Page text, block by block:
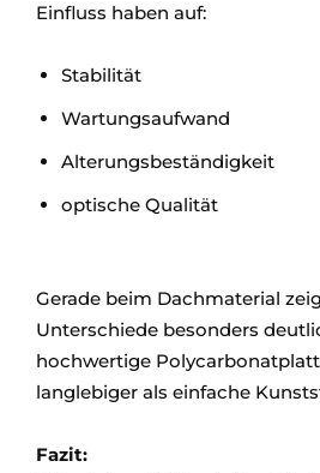
Einfluss haben auf:
Stabilität
Wartungsaufwand
Alterungsbeständigkeit
optische Qualität
Gerade beim Dachmaterial
Unterschiede besonders
hochwertige
langlebiger als einfache
Fazit: